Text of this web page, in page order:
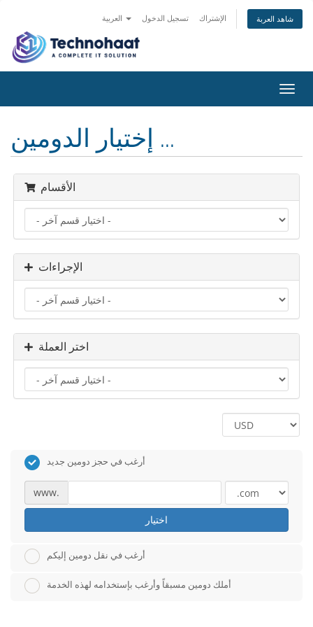
تسجيل الدخول الإشتراك شاهد العربة
إختيار الدومين ...
الأقسام
الإجراءات
اختر العملة
أرغب في حجز دومين جديد
www.
اختيار
أرغب في نقل دومين إليكم
أملك دومين مسبقاً وأرغب بإستخدامه لهذه الخدمة